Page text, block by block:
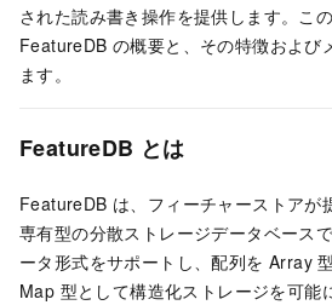
された読み書き操作を提供します。この
FeatureDB の概要と、その特徴および
ます。
FeatureDB とは
FeatureDB は、フィーチャーストアが
専有型の分散ストレージデータベース
ータ形式をサポートし、配列を Array
Map 型として構造化ストレージを可能